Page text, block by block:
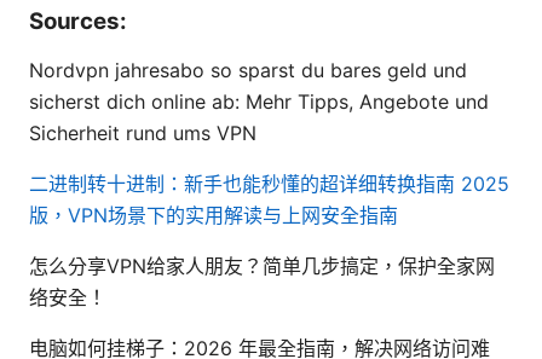
Sources:
Nordvpn jahresabo so sparst du bares geld und
sicherst dich online ab: Mehr Tipps, Angebote und
Sicherheit rund ums VPN
二进制转十进制：新手也能秒懂的超详细转换指南 2025
版，VPN场景下的实用解读与上网安全指南
怎么分享VPN给家人朋友？简单几步搞定，保护全家网
络安全！
电脑如何挂梯子：2026 年最全指南，解决网络访问难